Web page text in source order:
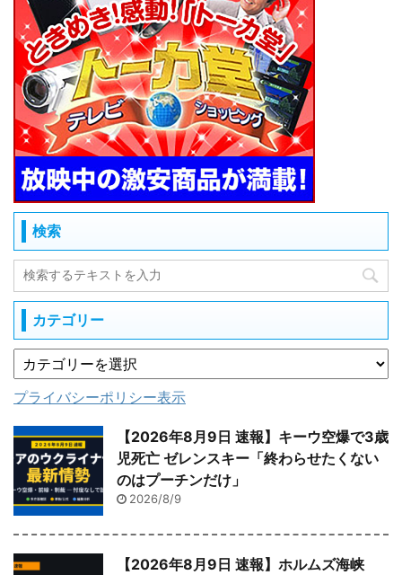
検索
カテゴリー
プライバシーポリシー表示
【2026年8月9日 速報】キーウ空爆で3歳
児死亡 ゼレンスキー「終わらせたくない
のはプーチンだけ」
2026/8/9
【2026年8月9日 速報】ホルムズ海峡